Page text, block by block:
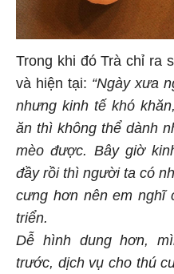
Trong khi đó Trà chỉ ra
và hiện tại: “Ngày xưa
nhưng kinh tế khó
ăn thì không thể dành
mèo được. Bây giờ
đầy rồi thì người ta có
cưng hơn nên em nghĩ
triển.
Dễ hình dung hơn,
trước, dịch vụ cho thú